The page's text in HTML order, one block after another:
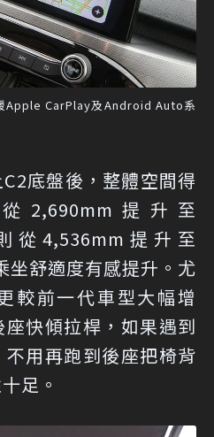
Apple CarPlay及Android Auto系
底盤後，整體空間得
2,690mm提升至
從4,536mm提升至
舒適度有感提升。尤
較前一代車型大幅增
快傾拉桿，如果遇到
用再跑到後座把椅背
足。